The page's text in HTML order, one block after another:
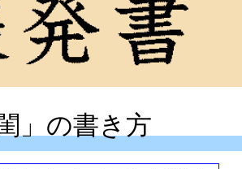
閨」の書き方